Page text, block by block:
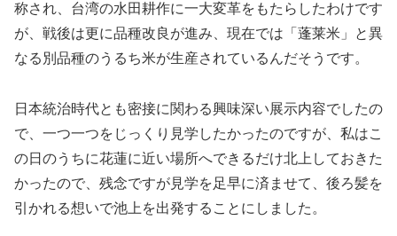
称され、台湾の水田耕作に一大変革をもたらしたわけです
が、戦後は更に品種改良が進み、現在では「蓬莱米」と異
なる別品種のうるち米が生産されているんだそうです。
日本統治時代とも密接に関わる興味深い展示内容でしたの
で、一つ一つをじっくり見学したかったのですが、私はこ
の日のうちに花蓮に近い場所へできるだけ北上しておきた
かったので、残念ですが見学を足早に済ませて、後ろ髪を
引かれる想いで池上を出発することにしました。